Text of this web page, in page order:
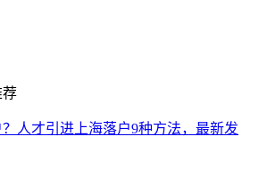
荐
人才引进上海落户9种方法，最新发